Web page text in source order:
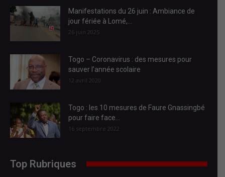
Manifestations du 26 juin : Ambiance de
jour fériée à Lomé,...
26 juin 2025
Togo – Coronavirus : des mesures pour
sauver l’année scolaire
12 avril 2020
Togo : les 10 mesures de Faure Gnassingbé
pour faire face...
16 septembre 2022
Top Rubriques